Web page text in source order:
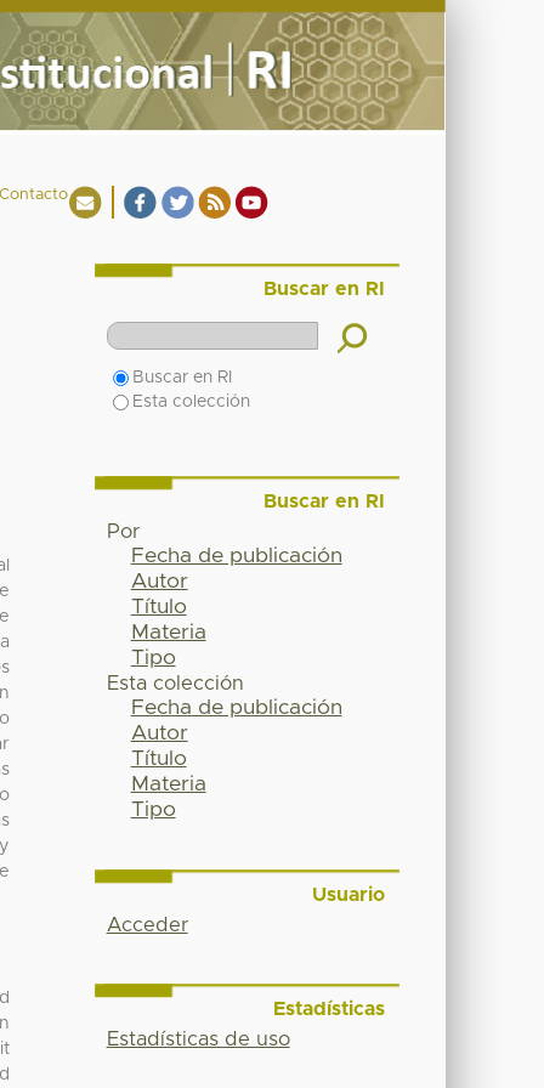
Buscar en RI
Buscar en RI
Esta colección
Buscar en RI
Por
Fecha de publicación
Autor
Título
Materia
Tipo
Esta colección
Fecha de publicación
Autor
Título
Materia
Tipo
Usuario
Acceder
Estadísticas
Estadísticas de uso